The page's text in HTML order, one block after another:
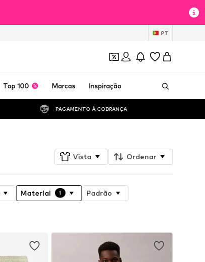
PT
Top 100 Marcas Inspiração
PAGAMENTO À COBRANÇA
Vista Ordenar
Material 1
Padrão